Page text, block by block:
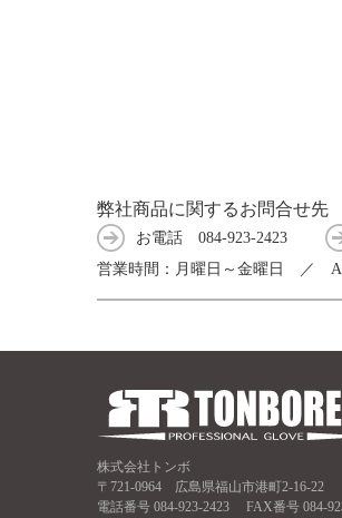
弊社商品に関するお問合せ先
お電話 084-923-2423
営業時間：月曜日～金曜日 ／
株式会社トンボ
〒721-0964 広島県福山市港町2-16-22
電話番号 084-923-2423 FAX番号 084-